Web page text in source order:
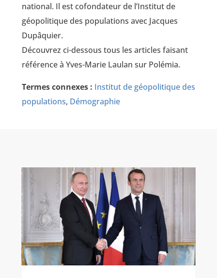
national. Il est cofondateur de l’Institut de
géopolitique des populations avec Jacques
Dupâquier.
Découvrez ci-dessous tous les articles faisant
référence à Yves-Marie Laulan sur Polémia.
Termes connexes : Institut de géopolitique des
populations, Démographie